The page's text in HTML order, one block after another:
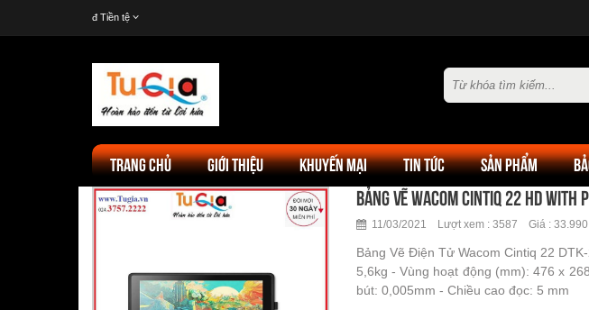
đ Tiền tệ
TRANG CHỦ GIỚI THIỆU KHUYẾN MẠI TIN TỨC SẢN PHẨM
Bảng vẽ Wacom Cintiq 22 HD with
11/03/2021 Lượt xem : 3587 Giá :
Bảng Vẽ Điện Tử Wacom Cintiq 22
5,6kg - Vùng hoạt động (mm): 476 x
bút: 0,005mm - Chiều cao đọc: 5 mm